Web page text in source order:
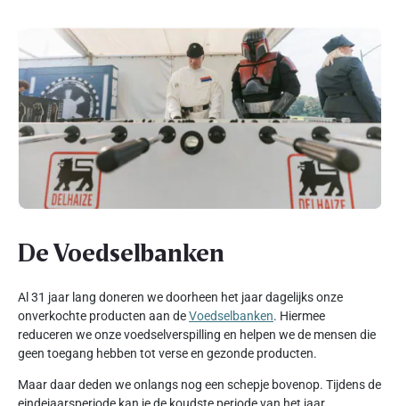
De Voedselbanken
Al 31 jaar lang doneren we doorheen het jaar dagelijks onze
onverkochte producten aan deVoedselbanken. Hiermee
reduceren we onze voedselverspilling en helpen we de mensen die
geen toegang hebben tot verse en gezonde producten.
Maar daar deden we onlangs nog een schepje bovenop. Tijdens de